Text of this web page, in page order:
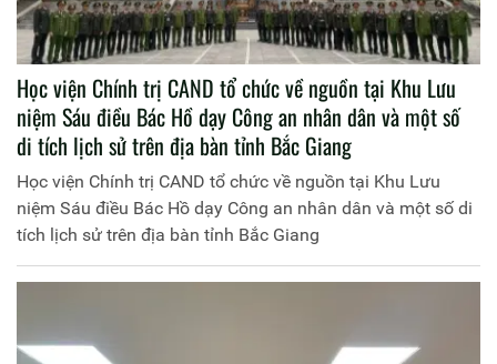
Khai giảng lớp đào tạo cao cấp lý luận chính trị hệ tập
trung, khoá 6 mở tại Học viện Chính trị CAND
(T03.CCCT.K6.TT5)
(T03.CCCT.K6.TT5)